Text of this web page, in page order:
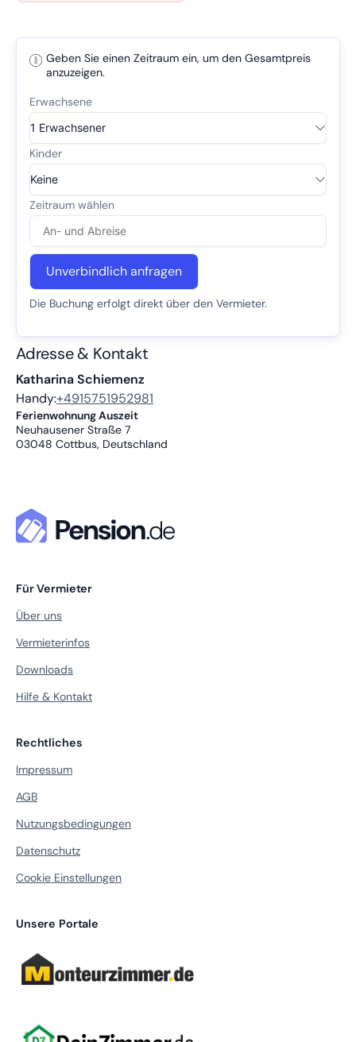
Geben Sie einen Zeitraum ein, um den Gesamtpreis
anzuzeigen.
Unverbindlich anfragen
Die Buchung erfolgt direkt über den Vermieter.
Adresse & Kontakt
Katharina Schiemenz
Handy:+4915751952981
Ferienwohnung Auszeit
Neuhausener Straße 7
03048 Cottbus, Deutschland
Für Vermieter
Über uns
Vermieterinfos
Downloads
Hilfe & Kontakt
Rechtliches
Impressum
AGB
Nutzungsbedingungen
Datenschutz
Cookie Einstellungen
Unsere Portale